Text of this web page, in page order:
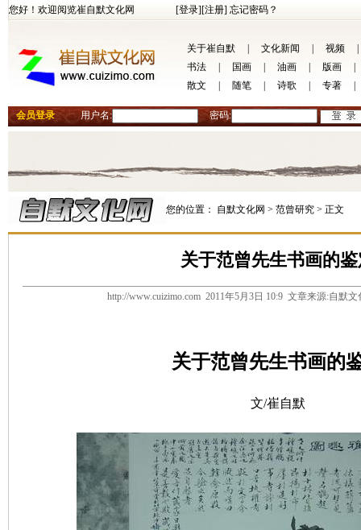
您好！欢迎阅览崔自默文化网 [登录][注册] 忘记密码？
关于崔自默 文化新闻 视频
书法
国画 油画 版画
散文
随笔 诗歌 专著
会员登录 用户名: 密码:
您的位置： 自默文化网 > 范曾研究 > 正文
关于范曾先生书画的
http://www.cuizimo.com 2011年5月3日 10:9 文章来源:自默
关于范曾先生书画的
文/崔自默